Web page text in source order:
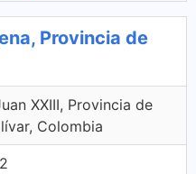
Provincia de
XXIII, Provincia de
Colombia